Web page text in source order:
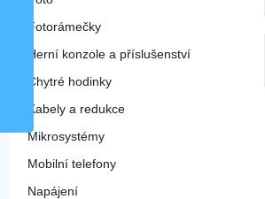
Fotorámečky
Herní konzole a příslušenství
Chytré hodinky
Kabely a redukce
Mikrosystémy
Mobilní telefony
Napájení